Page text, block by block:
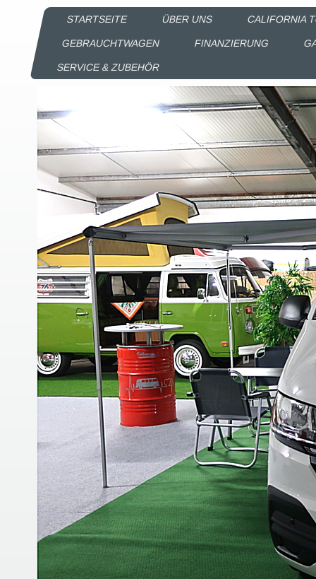
STARTSEITE ÜBER UNS CALIFORNIA
GEBRAUCHTWAGEN FINANZIERUNG
SERVICE & ZUBEHÖR